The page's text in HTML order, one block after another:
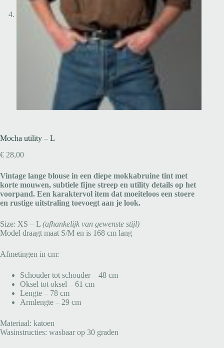
Mocha utility – L
€ 28,00
Vintage lange blouse in een diepe mokkabruine tint met
korte mouwen, subtiele fijne streep en utility details op het
voorpand. Een karaktervol item dat moeiteloos een stoere
en rustige uitstraling toevoegt aan je look.
Size: XS – L (afhankelijk van gewenste stijl)
Model draagt maat S/M en is 168 cm lang
Afmetingen in cm:
Schouder tot schouder – 48 cm
Oksel tot oksel – 61 cm
Lengte – 78 cm
Armlengte – 29 cm
Materiaal: katoen
Wasinstructies: wasbaar op 30 graden